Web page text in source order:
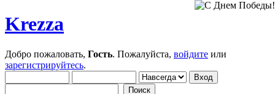
Krezza
Добро пожаловать, Гость. Пожалуйста, войдите или
зарегистрируйтесь.